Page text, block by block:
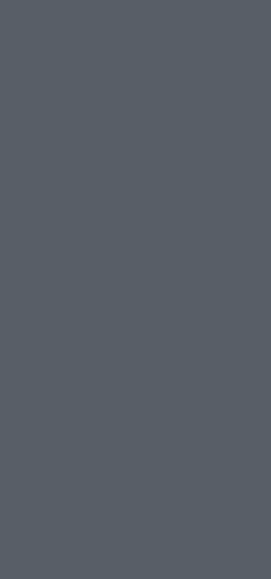
στον νέο πρόεδρο της